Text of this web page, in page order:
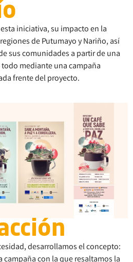
iniciativa, su impacto en la
de Putumayo y Nariño, así
sus comunidades a partir de una
mediante una campaña
frente del proyecto.
desarrollamos el concepto: